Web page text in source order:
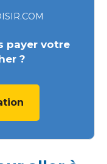
payer votre
?